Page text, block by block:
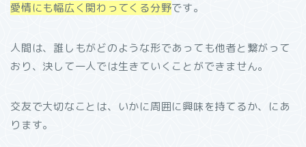
愛情にも幅広く関わってくる分野です。
人間は、誰しもがどのような形であっても他者と繋がって
おり、決して一人では生きていくことができません。
交友で大切なことは、いかに周囲に興味を持てるか、にあ
ります。